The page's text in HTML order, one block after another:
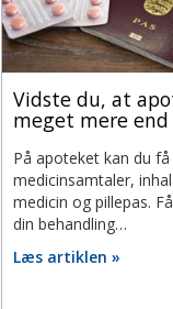
Vidste du, at
meget mere
På apoteket kan du
medicinsamtaler,
medicin og pillepas.
din behandling…
Læs artiklen »